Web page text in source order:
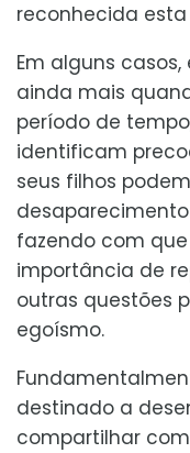
reconhecida
Em alguns
ainda mais
período de
identificam
seus filhos
fazendo com
importância de
outras questões
egoísmo.
destinado a
compartilhar